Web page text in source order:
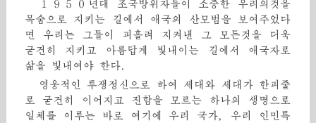
１９５０년대 조국방위자들이 소중한 우리의것을
목숨으로 지키는 길에서 애국의 산모범을 보여주었다
면 우리는 그들이 피흘려 지켜낸 그 모든것을 더욱
굳건히 지키고 아름답게 빛내이는 길에서 애국자로
삶을 빛내여야 한다.
영웅적인 투쟁정신으로 하여 세대와 세대가 한피줄
로 굳건히 이어지고 진함을 모르는 하나의 생명으로
일체를 이루는 바로 여기에 우리 국가, 우리 인민특